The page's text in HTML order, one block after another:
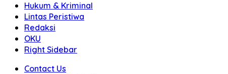
Hukum & Kriminal
Lintas Peristiwa
Redaksi
OKU
Right Sidebar
Contact Us